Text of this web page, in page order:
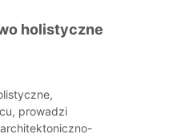
holistyczne
prowadzi